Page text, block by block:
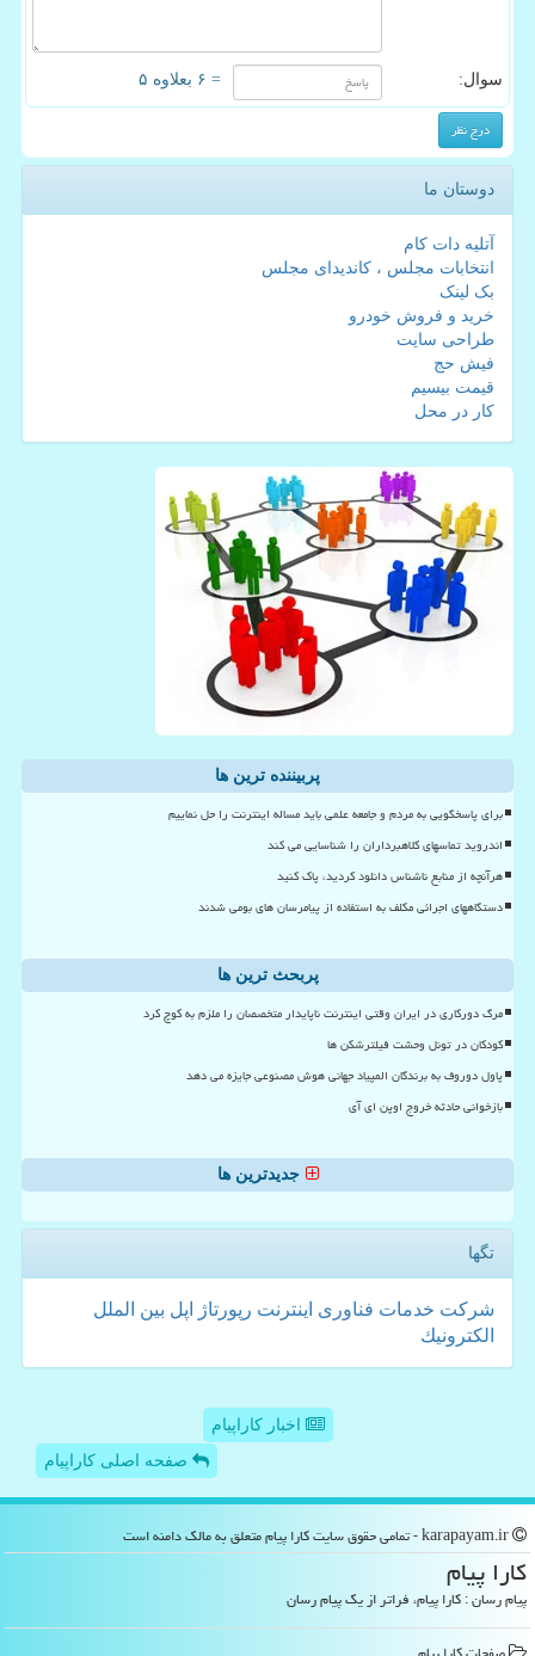
سوال: = ۶ بعلاوه ۵
دوستان ما
آتلیه دات کام
انتخابات مجلس ، کاندیدای مجلس
بک لینک
خرید و فروش خودرو
طراحی سایت
فیش حج
قیمت بیسیم
کار در محل
پربیننده ترین ها
برای پاسخگویی به مردم و جامعه علمی باید مساله اینترنت را حل نماییم
اندروید تماسهای کلاهبرداران را شناسایی می کند
هرآنچه از منابع ناشناس دانلود کردید، پاک کنید
دستگاههای اجرائی مکلف به استفاده از پیامرسان های بومی شدند
پربحث ترین ها
مرگ دورکاری در ایران وقتی اینترنت ناپایدار متخصصان را ملزم به کوچ کرد
کودکان در تونل وحشت فیلترشکن ها
پاول دوروف به برندگان المپیاد جهانی هوش مصنوعی جایزه می دهد
بازخوانی حادثه خروج اوپن ای آی
جدیدترین ها
تگها
شركت خدمات فناوری اینترنت رپورتاژ اپل بین الملل
الكترونیك
اخبار کاراپیام
صفحه اصلی کاراپیام
كارا پیام
پیام رسان : کارا پیام، فراتر از یک پیام رسان